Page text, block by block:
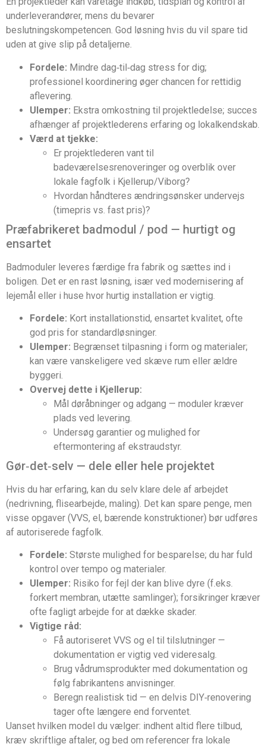
underleverandører, mens du bevarer
beslutningskompetencen. God løsning hvis du vil spare tid
uden at give slip på detaljerne.
Fordele: Mindre dag‑til‑dag stress for dig;
professionel koordinering øger chancen for rettidig
aflevering.
Ulemper: Ekstra omkostning til projektledelse; succes
afhænger af projektlederens erfaring og lokalkendskab.
Værd at tjekke:
Er projektlederen vant til
badeværelsesrenoveringer og overblik over
lokale fagfolk i Kjellerup/Viborg?
Hvordan håndteres ændringsønsker undervejs
(timepris vs. fast pris)?
Præfabrikeret badmodul / pod — hurtigt og
ensartet
Badmoduler leveres færdige fra fabrik og sættes ind i
boligen. Det er en rast løsning, især ved modernisering af
lejemål eller i huse hvor hurtig installation er vigtig.
Fordele: Kort installationstid, ensartet kvalitet, ofte
god pris for standardløsninger.
Ulemper: Begrænset tilpasning i form og materialer;
kan være vanskeligere ved skæve rum eller ældre
byggeri.
Overvej dette i Kjellerup:
Mål døråbninger og adgang — moduler kræver
plads ved levering.
Undersøg garantier og mulighed for
eftermontering af ekstraudstyr.
Gør‑det‑selv — dele eller hele projektet
Hvis du har erfaring, kan du selv klare dele af arbejdet
(nedrivning, flisearbejde, maling). Det kan spare penge, men
visse opgaver (VVS, el, bærende konstruktioner) bør udføres
af autoriserede fagfolk.
Fordele: Største mulighed for besparelse; du har fuld
kontrol over tempo og materialer.
Ulemper: Risiko for fejl der kan blive dyre (f.eks.
forkert membran, utætte samlinger); forsikringer kræver
ofte fagligt arbejde for at dække skader.
Vigtige råd:
Få autoriseret VVS og el til tilslutninger —
dokumentation er vigtig ved videresalg.
Brug vådrumsprodukter med dokumentation og
følg fabrikantens anvisninger.
Beregn realistisk tid — en delvis DIY‑renovering
tager ofte længere end forventet.
Uanset hvilken model du vælger: indhent altid flere tilbud,
kræv skriftlige aftaler, og bed om referencer fra lokale